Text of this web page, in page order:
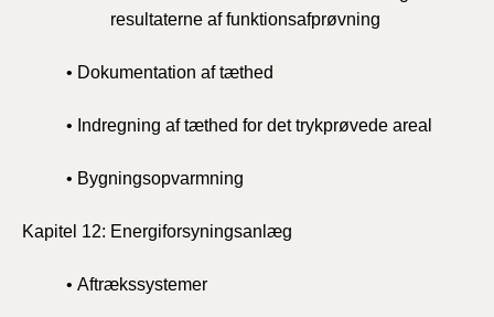
resultaterne af funktionsafprøvning
• Dokumentation af tæthed
• Indregning af tæthed for det trykprøvede areal
• Bygningsopvarmning
Kapitel 12: Energiforsyningsanlæg
• Aftrækssystemer